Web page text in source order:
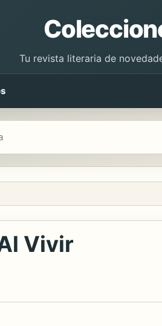
Tu revista literaria de
Vivir